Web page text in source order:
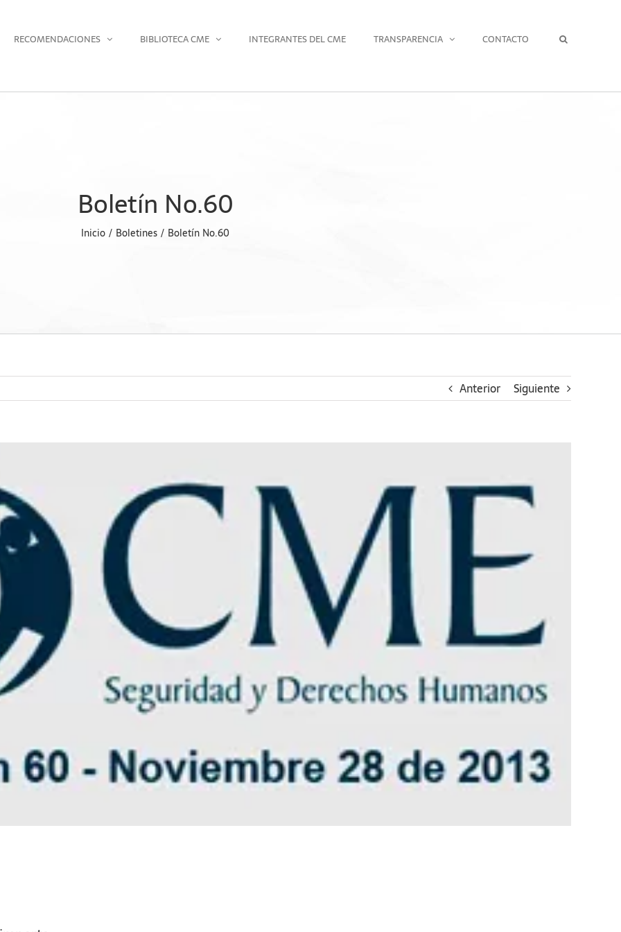
RECOMENDACIONES BIBLIOTECA CME INTEGRANTES DEL CME TRANSPARENCIA CONTACTO
Boletín No.60
Inicio Boletines Boletín No.60
Anterior Siguiente